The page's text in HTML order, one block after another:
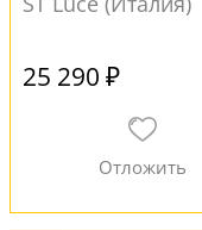
25 290 ₽